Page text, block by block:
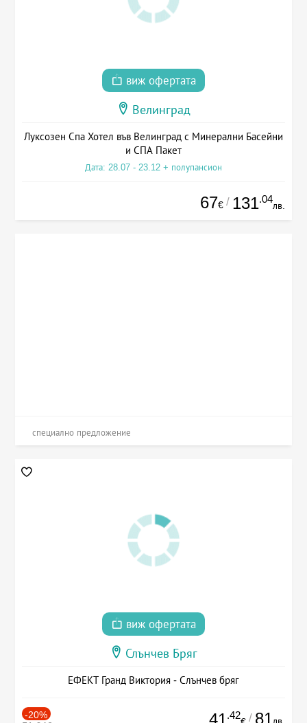
виж офертата
Велинград
Луксозен Спа Хотел във Велинград с Минерални Басейни
и СПА Пакет
Дата: 28.07 - 23.12 + полупансион
67€ / 131.04
лв.
специално предложение
виж офертата
Слънчев Бряг
ЕФЕКТ Гранд Виктория - Слънчев бряг
-20% 41 .42 / 81